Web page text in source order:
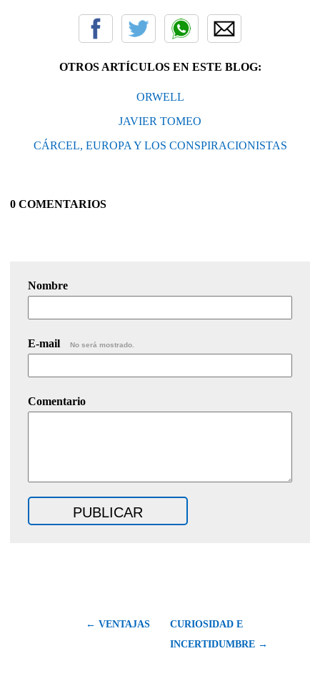
OTROS ARTÍCULOS EN ESTE BLOG:
ORWELL
JAVIER TOMEO
CÁRCEL, EUROPA Y LOS CONSPIRACIONISTAS
0 COMENTARIOS
Nombre
E-mail No será mostrado.
Comentario
← VENTAJAS
CURIOSIDAD E
INCERTIDUMBRE →